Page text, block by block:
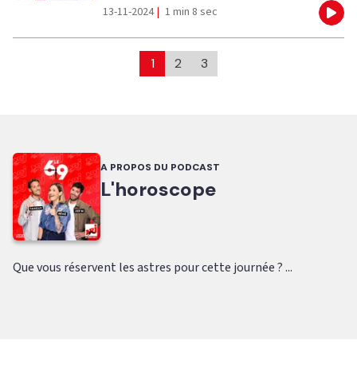
13-11-2024 | 1 min 8 sec
1 2 3
A PROPOS DU PODCAST
L'horoscope
Que vous réservent les astres pour cette journée ? ...